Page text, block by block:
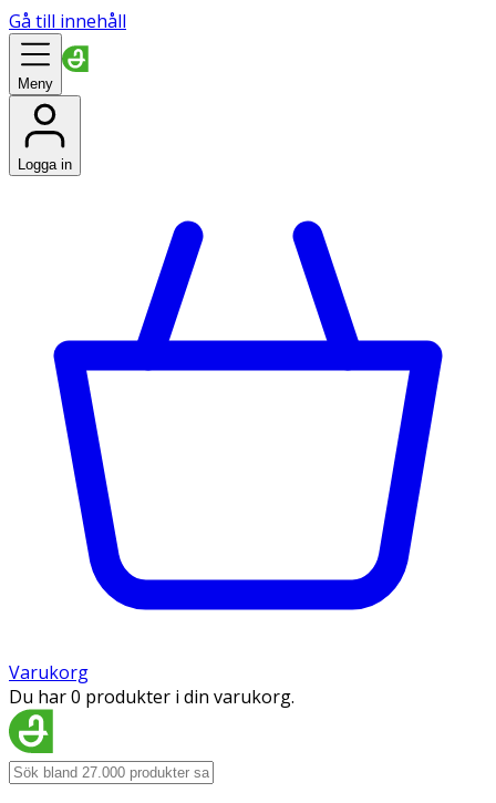
Gå till innehåll
Meny
Logga in
Varukorg
Du har 0 produkter i din varukorg.